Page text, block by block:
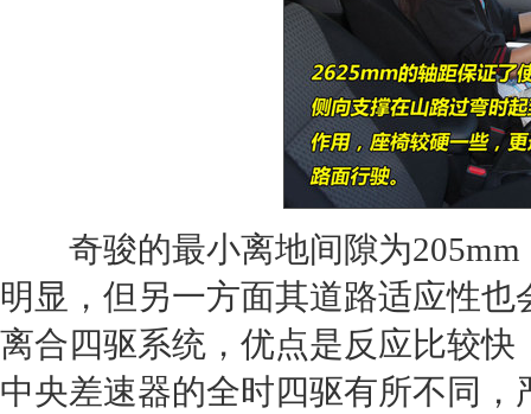
奇骏的最小离地间隙为
明显，但另一方面其道路适应性也
离合四驱系统，优点是反应比较
中央差速器的全时四驱有所不同